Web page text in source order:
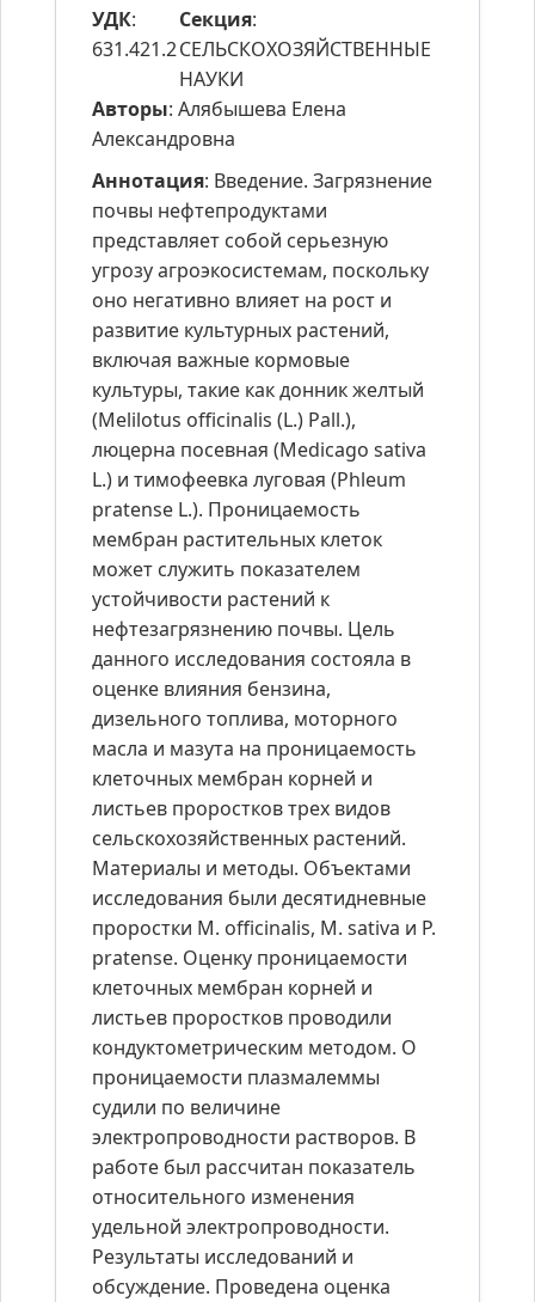
УДК:
631.421.2
Секция:
СЕЛЬСКОХОЗЯЙСТВЕННЫЕ
НАУКИ
Авторы: Алябышева Елена
Александровна
Аннотация: Введение. Загрязнение
почвы нефтепродуктами
представляет собой серьезную
угрозу агроэкосистемам, поскольку
оно негативно влияет на рост и
развитие культурных растений,
включая важные кормовые
культуры, такие как донник желтый
(Melilotus officinalis (L.) Pall.),
люцерна посевная (Medicago sativa
L.) и тимофеевка луговая (Phleum
pratense L.). Проницаемость
мембран растительных клеток
может служить показателем
устойчивости растений к
нефтезагрязнению почвы. Цель
данного исследования состояла в
оценке влияния бензина,
дизельного топлива, моторного
масла и мазута на проницаемость
клеточных мембран корней и
листьев проростков трех видов
сельскохозяйственных растений.
Материалы и методы. Объектами
исследования были десятидневные
проростки M. officinalis, M. sativa и P.
pratense. Оценку проницаемости
клеточных мембран корней и
листьев проростков проводили
кондуктометрическим методом. О
проницаемости плазмалеммы
судили по величине
электропроводности растворов. В
работе был рассчитан показатель
относительного изменения
удельной электропроводности.
Результаты исследований и
обсуждение. Проведена оценка